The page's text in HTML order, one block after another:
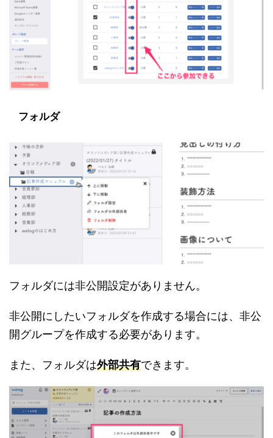
フォルダ
フォルダには非公開設定がありません。
非公開にしたいフォルダを作成する場合には、非公
開グループを作成する必要があります。
また、フォルダは外部共有できます。